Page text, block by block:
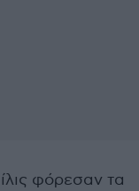
φόρεσαν τα